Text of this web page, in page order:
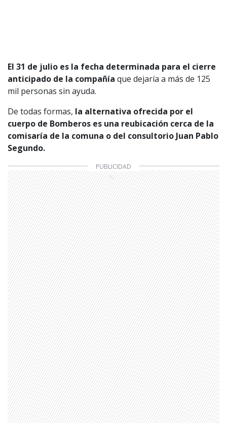
El 31 de julio es la fecha determinada para el cierre
anticipado de la compañía que dejaría a más de 125
mil personas sin ayuda.
De todas formas, la alternativa ofrecida por el
cuerpo de Bomberos es una reubicación cerca de la
comisaría de la comuna o del consultorio Juan Pablo
Segundo.